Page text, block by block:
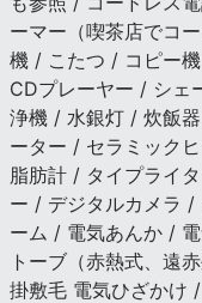
ーマー（喫茶店でコ
機 / こたつ / コピー
CDプレーヤー / シェ
浄機 / 水銀灯 / 炊飯
ーター / セラミック
脂肪計 / タイプライ
ー / デジタルカメラ
ーム / 電気あんか /
トーブ（赤熱式、遠
掛敷毛 電気ひざかけ